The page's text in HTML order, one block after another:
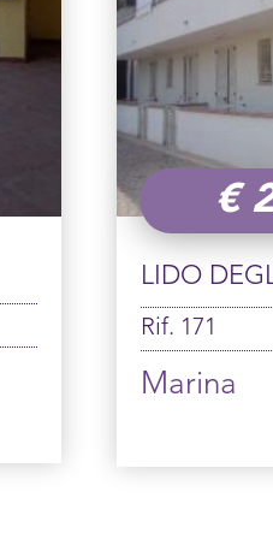
€
LIDO
Rif. 171
Marina